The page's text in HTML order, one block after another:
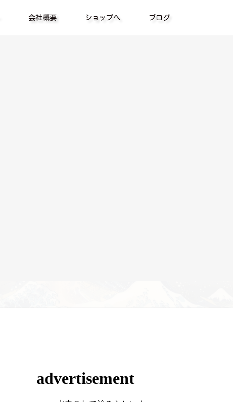
会社概要 ショップへ ブログ